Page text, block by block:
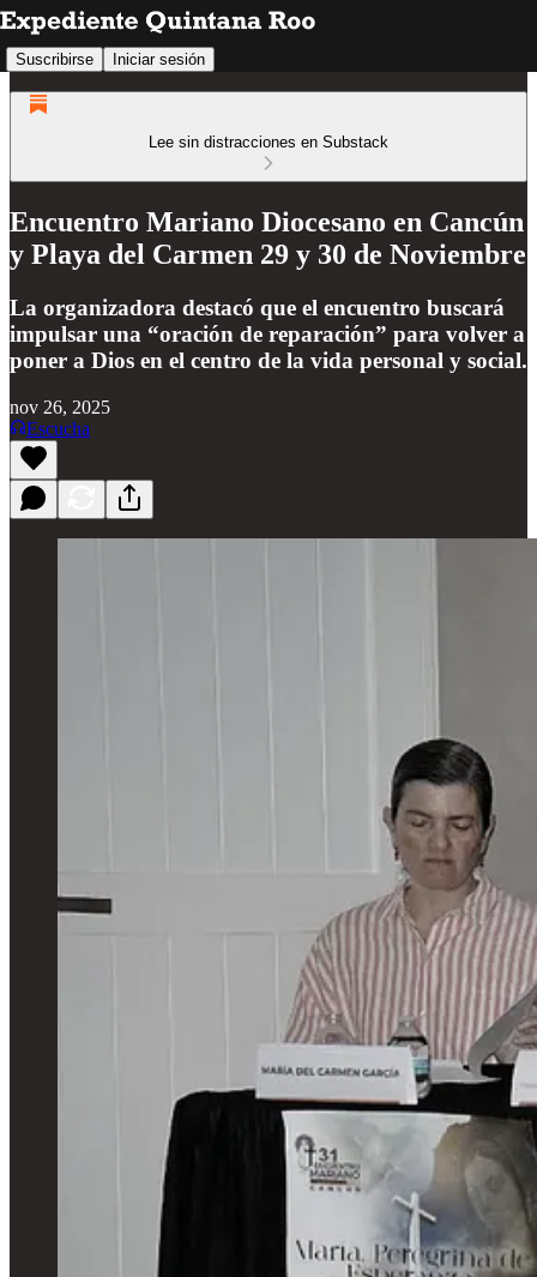
Suscribirse Iniciar sesión
Lee sin distracciones en Substack
Encuentro Mariano Diocesano en Cancún
y Playa del Carmen 29 y 30 de Noviembre
La organizadora destacó que el encuentro buscará
impulsar una “oración de reparación” para volver a
poner a Dios en el centro de la vida personal y social.
nov 26, 2025
Escucha